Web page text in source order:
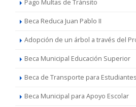
Pago Multas de Tránsito
Beca Reduca Juan Pablo II
Adopción de un árbol a través del
Beca Municipal Educación Superior
Beca de Transporte para
Beca Municipal para Apoyo Escolar